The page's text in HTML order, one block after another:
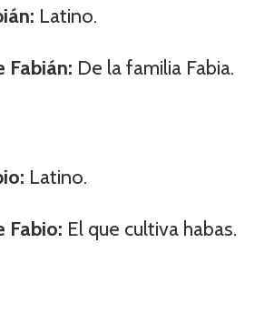
Latino.
Fabián: De la familia Fabia.
Latino.
Fabio: El que cultiva habas.